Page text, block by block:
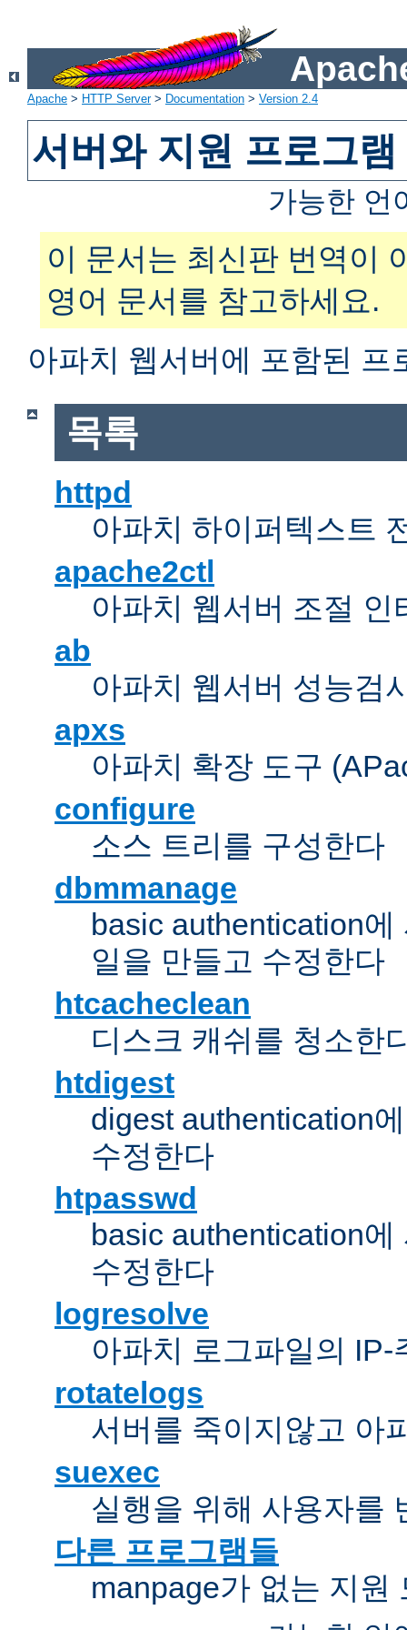
Apache > HTTP Server> Documentation > Version 2.4
서버와 지원 프로그램
가능한 언
이 문서는 최신판 번역이
영어 문서를 참고하세요.
아파치 웹서버에 포함된 프
목록
httpd
아파치 하이퍼텍스트
apache2ctl
아파치 웹서버 조절 인
ab
아파치 웹서버 성능검
apxs
아파치 확장 도구
configure
소스 트리를 구성한다
dbmmanage
basic authentication
일을 만들고 수정한다
htcacheclean
디스크 캐쉬를 청소한
htdigest
digest authentication
수정한다
htpasswd
basic authentication
수정한다
logresolve
아파치 로그파일의
rotatelogs
서버를 죽이지않고 아
suexec
실행을 위해 사용자를
다른 프로그램들
manpage가 없는 지원